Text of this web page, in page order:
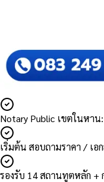
Notary Public เขตในหา
เริ่มต้น สอบถามราคา / เอ
รองรับ 14 สถานทูตหลัก +